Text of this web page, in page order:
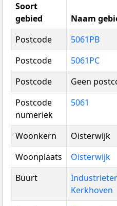
Soort
gebied
Naam
Postcode
5061PB
Postcode
5061PC
Postcode
Geen
Postcode
numeriek
5061
Woonkern Oisterwijk
Woonplaats
Oisterwijk
Buurt
Kerkhoven